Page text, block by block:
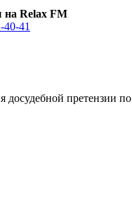
на Relax FM
40-41
досудебной претензии